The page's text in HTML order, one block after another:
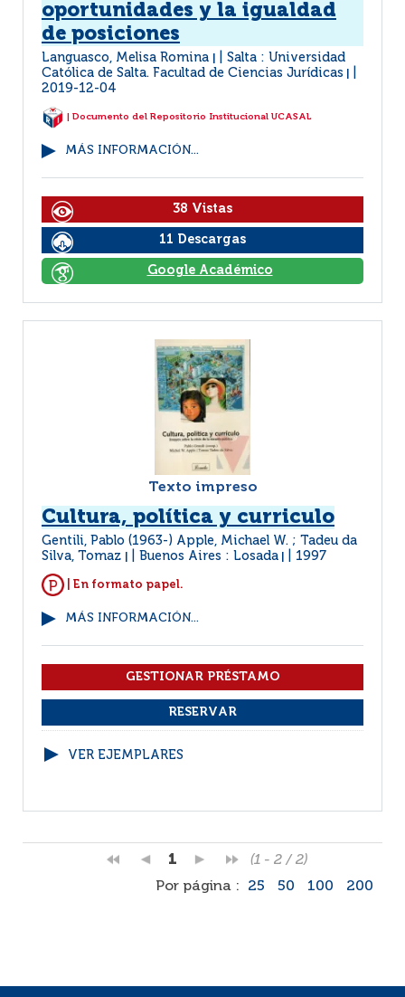
oportunidades y la igualdad
de posiciones
Languasco, Melisa Romina
Salta : Universidad
Católica de Salta. Facultad de Ciencias Jurídicas
2019-12-04
| Documento del Repositorio Institucional UCASAL
MÁS INFORMACIÓN...
38 Vistas
11 Descargas
Google Académico
Texto impreso
Cultura, política y curriculo
Gentili, Pablo (1963-) Apple, Michael W. ; Tadeu da
Silva, Tomaz
Buenos Aires : Losada 1997
| En formato papel.
MÁS INFORMACIÓN...
VER EJEMPLARES
1
(1 - 2 / 2)
Por página :
25 50 100 200